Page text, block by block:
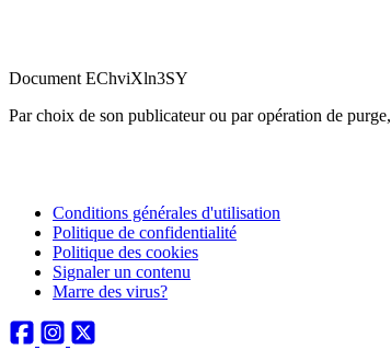
Document EChviXln3SY
Par choix de son publicateur ou par opération de
Conditions générales d'utilisation
Politique de confidentialité
Politique des cookies
Signaler un contenu
Marre des virus?